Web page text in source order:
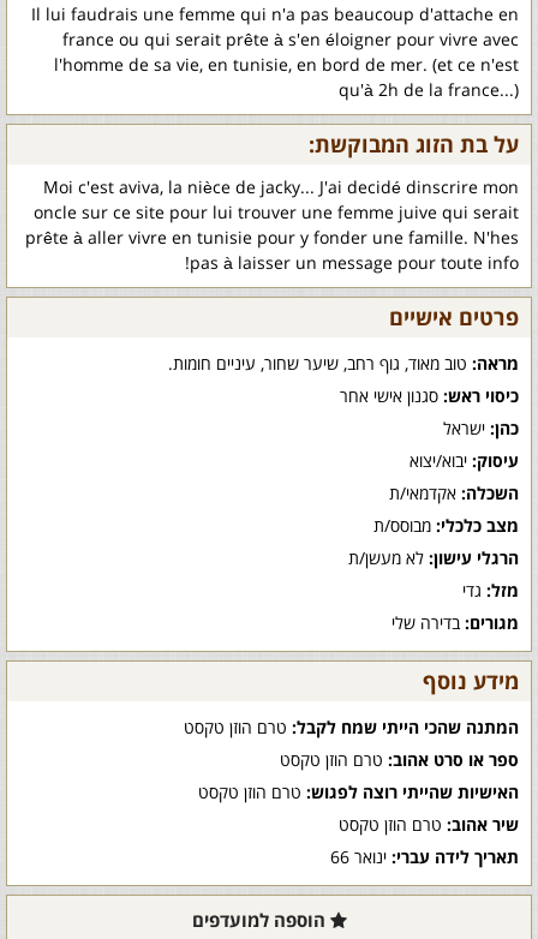
Il lui faudrais une femme qui n'a pas beaucoup d'attache en
france ou qui serait prête à s'en éloigner pour vivre avec
l'homme de sa vie, en tunisie, en bord de mer. (et ce n'est
qu'à 2h de la france...)
על בת הזוג המבוקשת:
Moi c'est aviva, la nièce de jacky... J'ai decidé dinscrire mon
oncle sur ce site pour lui trouver une femme juive qui serait
prête à aller vivre en tunisie pour y fonder une famille. N'hes
pas à laisser un message pour toute info!
פרטים אישיים
מראה: טוב מאוד, גוף רחב, שיער שחור, עיניים חומות.
כיסוי ראש: סגנון אישי אחר
כהן: ישראל
עיסוק: יבוא/יצוא
השכלה: אקדמאי/ת
מצב כלכלי: מבוסס/ת
הרגלי עישון: לא מעשן/ת
מזל: גדי
מגורים: בדירה שלי
מידע נוסף
המתנה שהכי הייתי שמח לקבל: טרם הוזן טקסט
ספר או סרט אהוב: טרם הוזן טקסט
האישיות שהייתי רוצה לפגוש: טרם הוזן טקסט
שיר אהוב: טרם הוזן טקסט
תאריך לידה עברי: ינואר 66
הוספה למועדפים